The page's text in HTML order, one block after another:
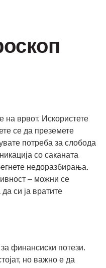
на врвот. Искористете
се да преземете
потреба за слобода
со саканата
недоразбирања.
– можни се
си ја вратите
финансиски потези.
но важно е да